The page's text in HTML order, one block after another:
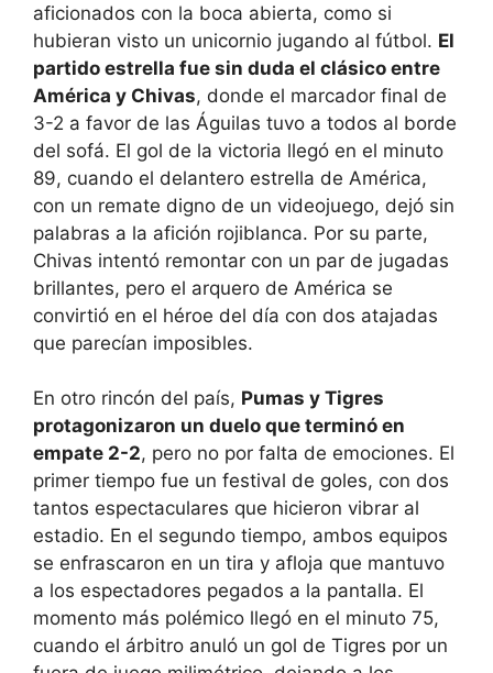
aficionados con la boca abierta, como si
hubieran visto un unicornio jugando al fútbol. El
partido estrella fue sin duda el clásico entre
América y Chivas, donde el marcador final de
3-2 a favor de las Águilas tuvo a todos al borde
del sofá. El gol de la victoria llegó en el minuto
89, cuando el delantero estrella de América,
con un remate digno de un videojuego, dejó sin
palabras a la afición rojiblanca. Por su parte,
Chivas intentó remontar con un par de jugadas
brillantes, pero el arquero de América se
convirtió en el héroe del día con dos atajadas
que parecían imposibles.
En otro rincón del país, Pumas y Tigres
protagonizaron un duelo que terminó en
empate 2-2, pero no por falta de emociones. El
primer tiempo fue un festival de goles, con dos
tantos espectaculares que hicieron vibrar al
estadio. En el segundo tiempo, ambos equipos
se enfrascaron en un tira y afloja que mantuvo
a los espectadores pegados a la pantalla. El
momento más polémico llegó en el minuto 75,
cuando el árbitro anuló un gol de Tigres por un